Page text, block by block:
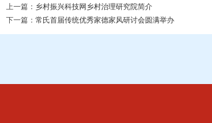
上一篇： 乡村振兴科技网乡村治理研究院简介
下一篇： 常氏首届传统优秀家德家风研讨会圆满举办